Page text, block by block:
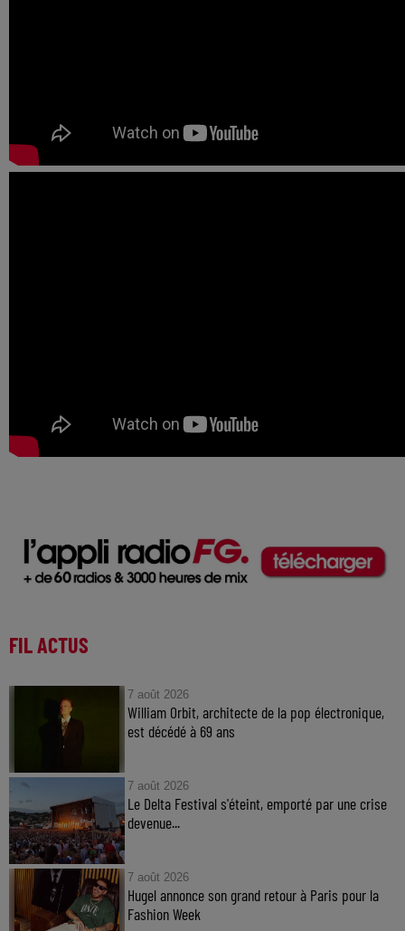
FIL ACTUS
7 août 2026
William Orbit, architecte de la pop électronique,
est décédé à 69 ans
7 août 2026
Le Delta Festival s'éteint, emporté par une crise
devenue...
7 août 2026
Hugel annonce son grand retour à Paris pour la
Fashion Week